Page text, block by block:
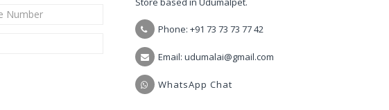
Phone: +91 73 73 73 77 42
Email: udumalai@gmail.com
WhatsApp Chat